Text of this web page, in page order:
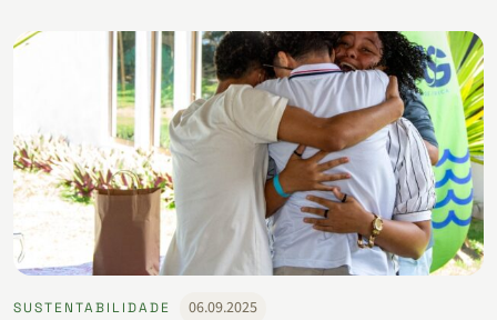
SUSTENTABILIDADE 06.09.2025